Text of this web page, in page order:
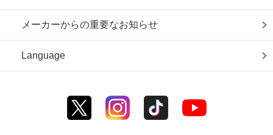
メーカーからの重要なお知らせ
Language